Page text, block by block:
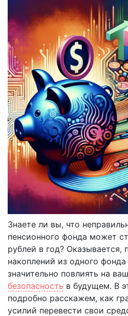
Знаете ли вы, что
пенсионного фонда может
рублей в год? Оказывается,
накоплений из одного
значительно повлиять на
безопасность в будущем. В
подробно расскажем, как
усилий перевести свои